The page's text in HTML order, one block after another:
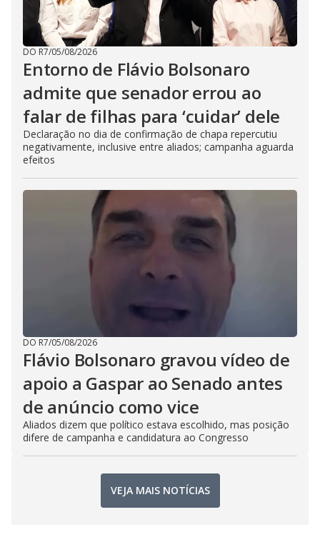
DO R7/05/08/2026
Entorno de Flávio Bolsonaro
admite que senador errou ao
falar de filhas para ‘cuidar’ dele
Declaração no dia de confirmação de chapa repercutiu
negativamente, inclusive entre aliados; campanha aguarda
efeitos
DO R7/05/08/2026
Flávio Bolsonaro gravou vídeo de
apoio a Gaspar ao Senado antes
de anúncio como vice
Aliados dizem que político estava escolhido, mas posição
difere de campanha e candidatura ao Congresso
VEJA MAIS NOTÍCIAS